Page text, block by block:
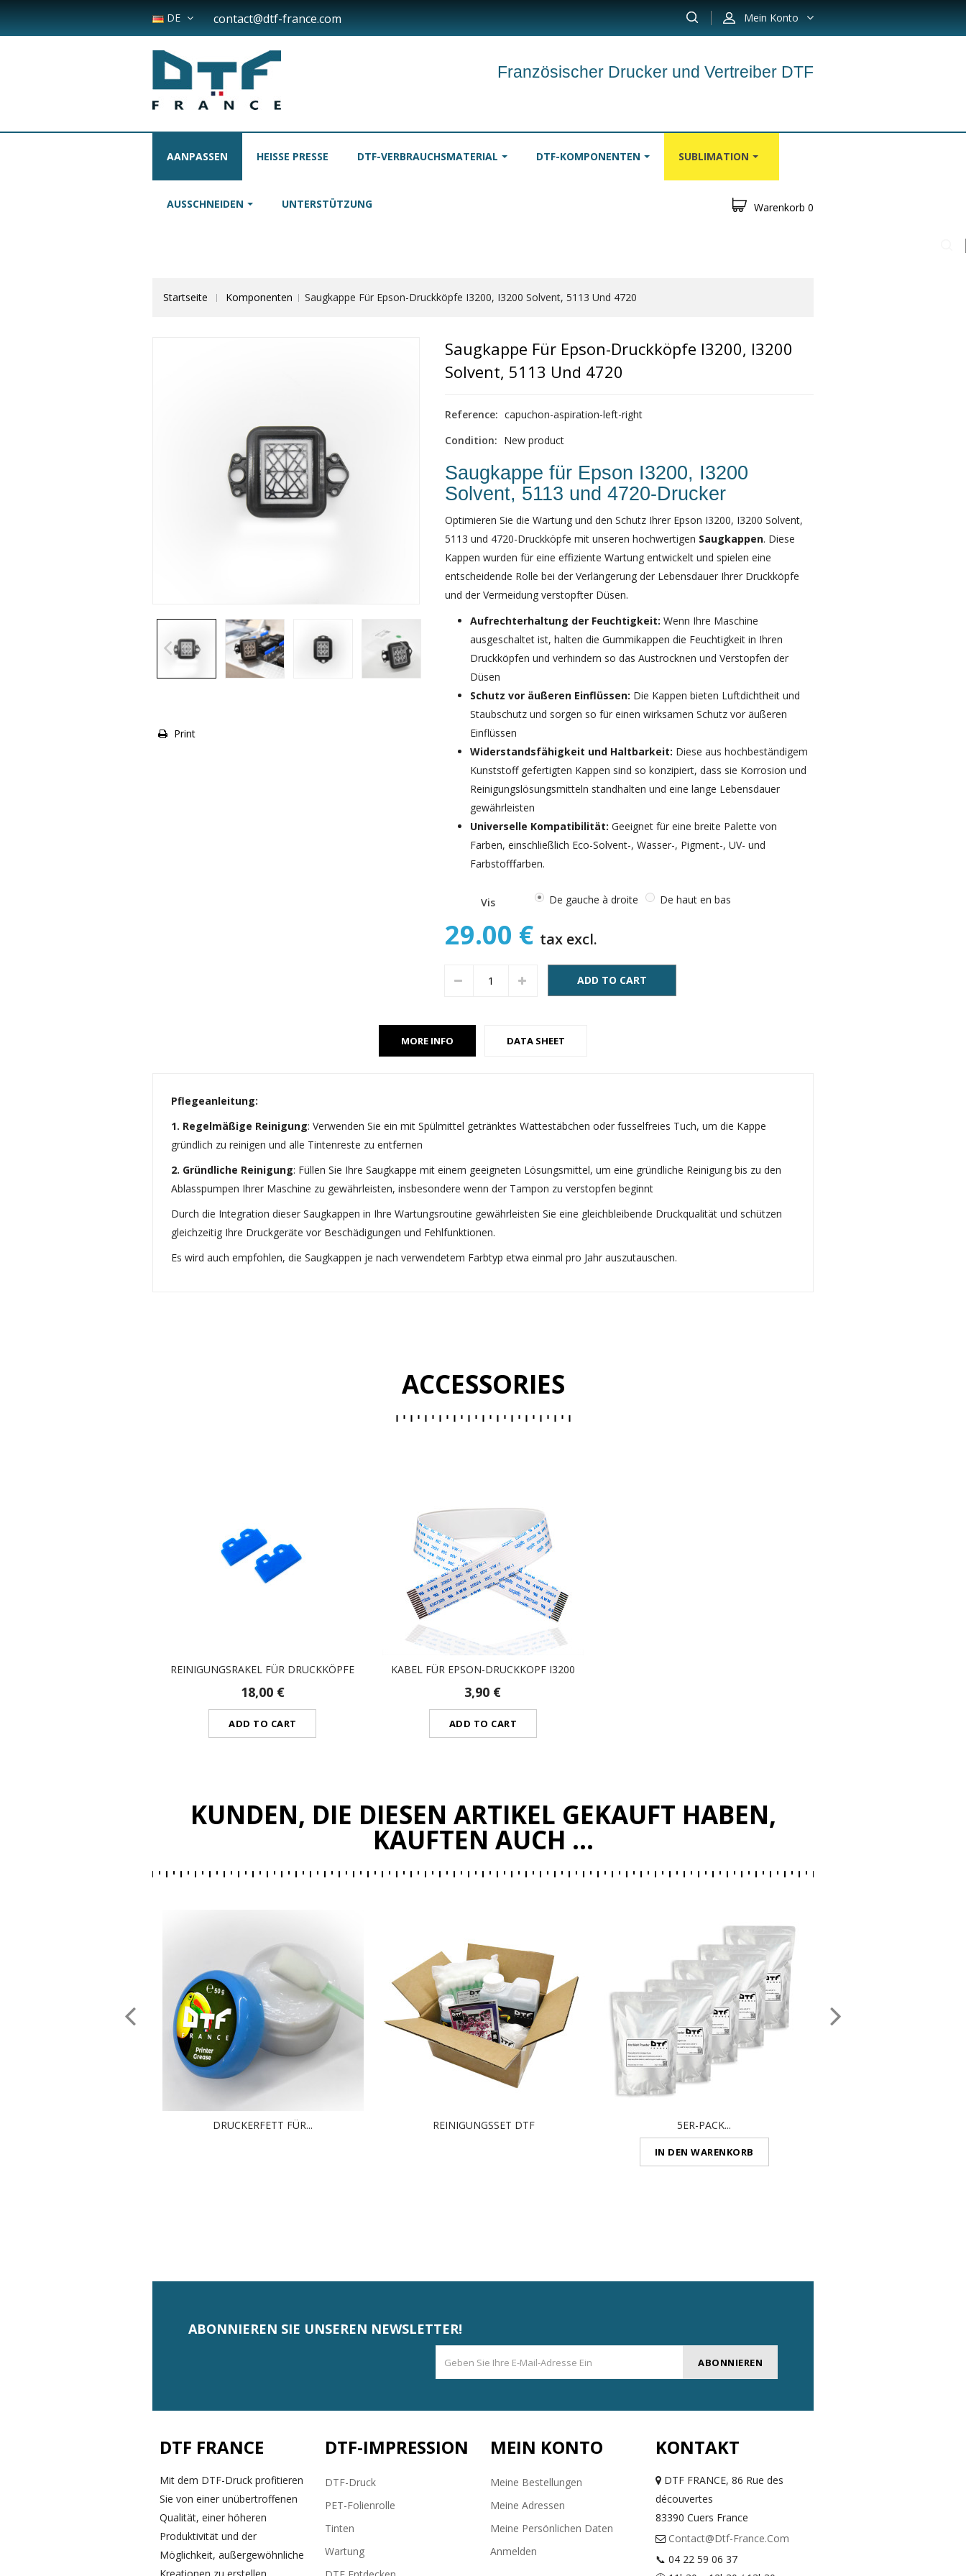
DE Mein Konto
contact@dtf-france.com
Französischer Drucker und Vertreiber DTF
AANPASSEN HEISSE PRESSE DTF-VERBRAUCHSMATERIAL DTF-KOMPONENTEN SUBLIMATION
AUSSCHNEIDEN UNTERSTÜTZUNG Warenkorb 0
Startseite Komponenten Saugkappe Für Epson-Druckköpfe I3200, I3200 Solvent, 5113 Und 4720
Print
Saugkappe Für Epson-Druckköpfe I3200, I3200
Solvent, 5113 Und 4720
Reference: capuchon-aspiration-left-right
Condition: New product
Saugkappe für Epson I3200, I3200
Solvent, 5113 und 4720-Drucker
Optimieren Sie die Wartung und den Schutz Ihrer Epson I3200, I3200 Solvent,
5113 und 4720-Druckköpfe mit unseren hochwertigen Saugkappen. Diese
Kappen wurden für eine effiziente Wartung entwickelt und spielen eine
entscheidende Rolle bei der Verlängerung der Lebensdauer Ihrer Druckköpfe
und der Vermeidung verstopfter Düsen.
Aufrechterhaltung der Feuchtigkeit: Wenn Ihre Maschine
ausgeschaltet ist, halten die Gummikappen die Feuchtigkeit in Ihren
Druckköpfen und verhindern so das Austrocknen und Verstopfen der
Düsen
Schutz vor äußeren Einflüssen: Die Kappen bieten Luftdichtheit und
Staubschutz und sorgen so für einen wirksamen Schutz vor äußeren
Einflüssen
Widerstandsfähigkeit und Haltbarkeit: Diese aus hochbeständigem
Kunststoff gefertigten Kappen sind so konzipiert, dass sie Korrosion und
Reinigungslösungsmitteln standhalten und eine lange Lebensdauer
gewährleisten
Universelle Kompatibilität: Geeignet für eine breite Palette von
Farben, einschließlich Eco-Solvent-, Wasser-, Pigment-, UV- und
Farbstofffarben.
Vis De gauche à droite De haut en bas
29.00 € tax excl.
ADD TO CART
MORE INFO DATA SHEET
Pflegeanleitung:
1. Regelmäßige Reinigung: Verwenden Sie ein mit Spülmittel getränktes Wattestäbchen oder fusselfreies Tuch, um die Kappe
gründlich zu reinigen und alle Tintenreste zu entfernen
2. Gründliche Reinigung: Füllen Sie Ihre Saugkappe mit einem geeigneten Lösungsmittel, um eine gründliche Reinigung bis zu den
Ablasspumpen Ihrer Maschine zu gewährleisten, insbesondere wenn der Tampon zu verstopfen beginnt
Durch die Integration dieser Saugkappen in Ihre Wartungsroutine gewährleisten Sie eine gleichbleibende Druckqualität und schützen
gleichzeitig Ihre Druckgeräte vor Beschädigungen und Fehlfunktionen.
Es wird auch empfohlen, die Saugkappen je nach verwendetem Farbtyp etwa einmal pro Jahr auszutauschen.
ACCESSORIES
REINIGUNGSRAKEL FÜR DRUCKKÖPFE
18,00 €
ADD TO CART
KABEL FÜR EPSON-DRUCKKOPF I3200
3,90 €
ADD TO CART
KUNDEN, DIE DIESEN ARTIKEL GEKAUFT HABEN,
KAUFTEN AUCH ...
DRUCKERFETT FÜR... REINIGUNGSSET DTF 5ER-PACK...
IN DEN WARENKORB
ABONNIEREN SIE UNSEREN NEWSLETTER!
ABONNIEREN
DTF FRANCE
Mit dem DTF-Druck profitieren
Sie von einer unübertroffenen
Qualität, einer höheren
Produktivität und der
Möglichkeit, außergewöhnliche
Kreationen zu erstellen.
DTF-IMPRESSION
DTF-Druck
PET-Folienrolle
Tinten
Wartung
MEIN KONTO
Meine Bestellungen
Meine Adressen
Meine Persönlichen Daten
Anmelden
KONTAKT
DTF FRANCE, 86 Rue des
découvertes
83390 Cuers France
Contact@dtf-France.com
📞 04 22 59 06 37